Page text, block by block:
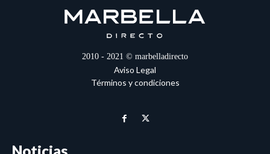
2010 - 2021 © marbelladirecto
Aviso Legal
Términos y condiciones